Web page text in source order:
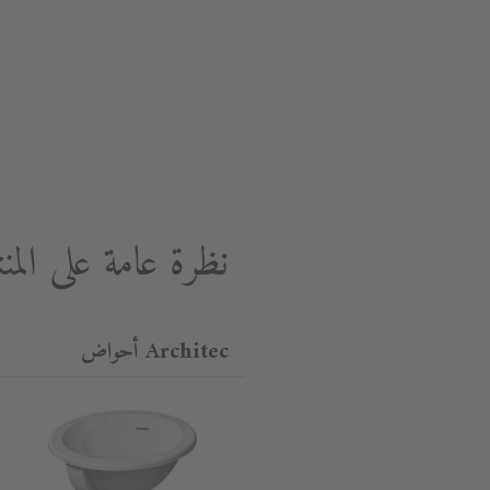
نظرة عامة على
Architec أحواض